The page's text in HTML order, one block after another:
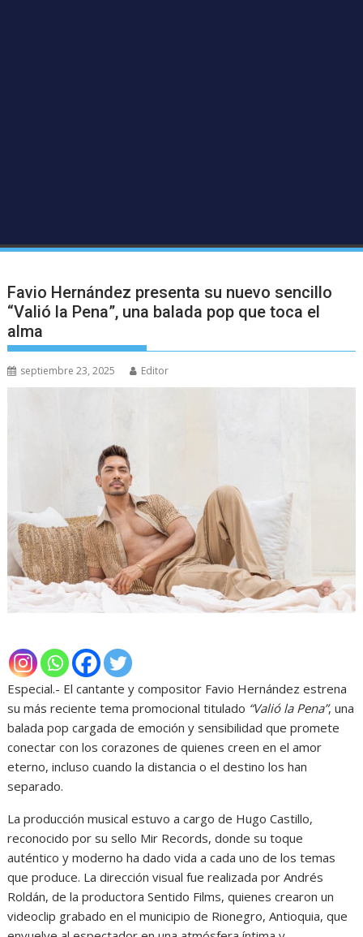
Favio Hernández presenta su nuevo sencillo
“Valió la Pena”, una balada pop que toca el
alma
septiembre 23, 2025 Editor
Especial.- El cantante y compositor Favio Hernández estrena
su más reciente tema promocional titulado “Valió la Pena”, una
balada pop cargada de emoción y sensibilidad que promete
conectar con los corazones de quienes creen en el amor
eterno, incluso cuando la distancia o el destino los han
separado.
La producción musical estuvo a cargo de Hugo Castillo,
reconocido por su sello Mir Records, donde su toque
auténtico y moderno ha dado vida a cada uno de los temas
que produce. La dirección visual fue realizada por Andrés
Roldán, de la productora Sentido Films, quienes crearon un
videoclip grabado en el municipio de Rionegro, Antioquia, que